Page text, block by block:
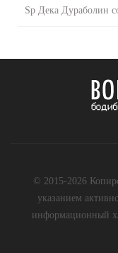
Sp Дека Дураболин
© 2015-2026
указанием
информационный